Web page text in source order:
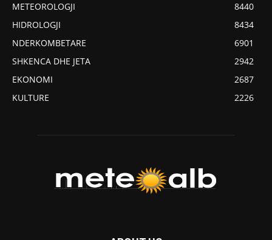
METEOROLOGJI
8440
HIDROLOGJI
8434
NDERKOMBETARE
6901
SHKENCA DHE JETA
2942
EKONOMI
2687
KULTURE
2226